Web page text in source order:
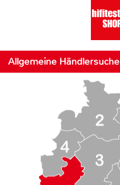
Allgemeine Händlersuche